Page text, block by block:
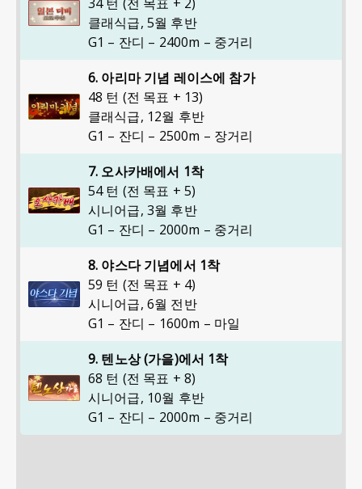
클래식급, 5월 후반
G1 – 잔디 – 2400m – 중거리
6. 아리마 기념 레이스에 참가
48 턴 (전 목표 + 13)
클래식급, 12월 후반
G1 – 잔디 – 2500m – 장거리
7. 오사카배에서 1착
54 턴 (전 목표 + 5)
시니어급, 3월 후반
G1 – 잔디 – 2000m – 중거리
8. 야스다 기념에서 1착
59 턴 (전 목표 + 4)
시니어급, 6월 전반
G1 – 잔디 – 1600m – 마일
9. 텐노상 (가을)에서 1착
68 턴 (전 목표 + 8)
시니어급, 10월 후반
G1 – 잔디 – 2000m – 중거리